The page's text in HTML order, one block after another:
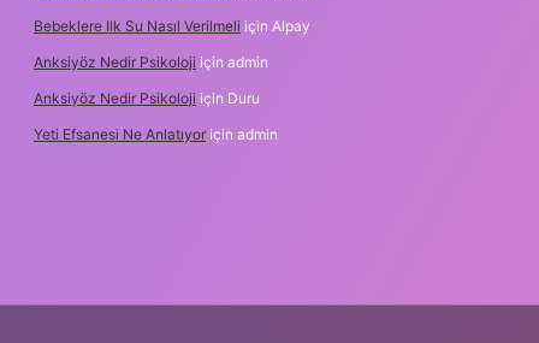
Bebeklere Ilk Su Nasıl Verilmeli için Alpay
Anksiyöz Nedir Psikoloji için admin
Anksiyöz Nedir Psikoloji için Duru
Yeti Efsanesi Ne Anlatıyor için admin